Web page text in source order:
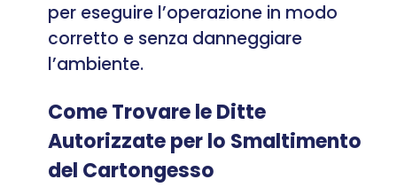
per eseguire l’operazione in modo
corretto e senza danneggiare
l’ambiente.
Come Trovare le Ditte
Autorizzate per lo Smaltimento
del Cartongesso